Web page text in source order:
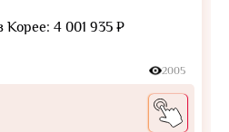
Корее: 4 001 935 ₽
2005